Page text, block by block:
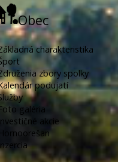
Obec
charakteristika
zbory spolky
podujatí
galéria
akcie
Hornoorešan
Inzercia